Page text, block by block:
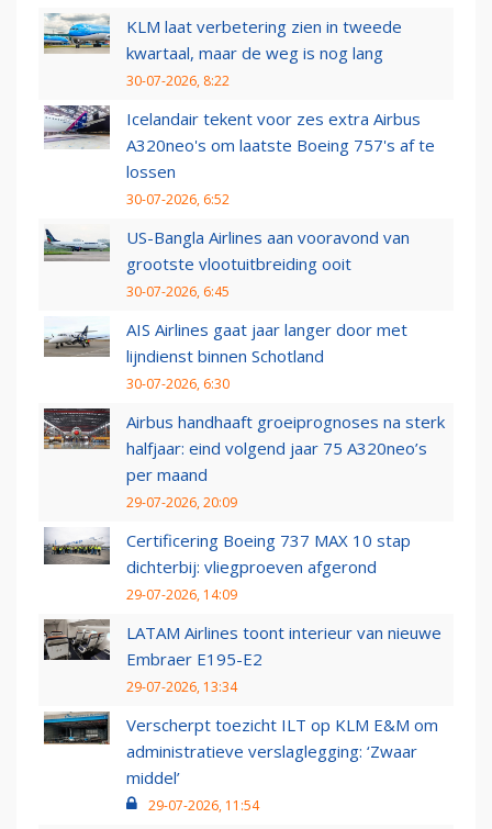
KLM laat verbetering zien in tweede
kwartaal, maar de weg is nog lang
30-07-2026, 8:22
Icelandair tekent voor zes extra Airbus
A320neo's om laatste Boeing 757's af te
lossen
30-07-2026, 6:52
US-Bangla Airlines aan vooravond van
grootste vlootuitbreiding ooit
30-07-2026, 6:45
AIS Airlines gaat jaar langer door met
lijndienst binnen Schotland
30-07-2026, 6:30
Airbus handhaaft groeiprognoses na sterk
halfjaar: eind volgend jaar 75 A320neo’s
per maand
29-07-2026, 20:09
Certificering Boeing 737 MAX 10 stap
dichterbij: vliegproeven afgerond
29-07-2026, 14:09
LATAM Airlines toont interieur van nieuwe
Embraer E195-E2
29-07-2026, 13:34
Verscherpt toezicht ILT op KLM E&M om
administratieve verslaglegging: ‘Zwaar
middel’
29-07-2026, 11:54